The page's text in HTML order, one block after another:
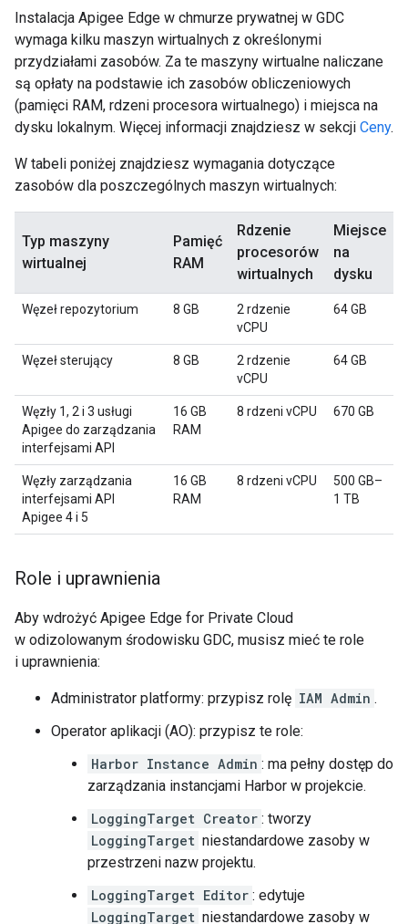
Instalacja Apigee Edge w chmurze prywatnej w GDC
wymaga kilku maszyn wirtualnych z określonymi
przydziałami zasobów. Za te maszyny wirtualne naliczane
są opłaty na podstawie ich zasobów obliczeniowych
(pamięci RAM, rdzeni procesora wirtualnego) i miejsca na
dysku lokalnym. Więcej informacji znajdziesz w sekcji Ceny.
W tabeli poniżej znajdziesz wymagania dotyczące
zasobów dla poszczególnych maszyn wirtualnych:
Typ maszyny
wirtualnej
Pamięć
RAM
Rdzenie
procesorów
wirtualnych
Miejsce
na
dysku
Węzeł repozytorium 8 GB
2 rdzenie
vCPU
64 GB
Węzeł sterujący 8 GB
2 rdzenie
vCPU
64 GB
Węzły 1, 2 i 3 usługi
Apigee do zarządzania
interfejsami API
16 GB
RAM
8 rdzeni vCPU 670 GB
Węzły zarządzania
interfejsami API
Apigee 4 i 5
16 GB
RAM
8 rdzeni vCPU
500 GB–
1 TB
Role i uprawnienia
Aby wdrożyć Apigee Edge for Private Cloud
w odizolowanym środowisku GDC, musisz mieć te role
i uprawnienia:
Administrator platformy: przypisz rolę IAM Admin .
Operator aplikacji (AO): przypisz te role:
Harbor Instance Admin : ma pełny dostęp do
zarządzania instancjami Harbor w projekcie.
LoggingTarget Creator : tworzy
LoggingTarget niestandardowe zasoby w
przestrzeni nazw projektu.
LoggingTarget Editor : edytuje
LoggingTarget niestandardowe zasoby w